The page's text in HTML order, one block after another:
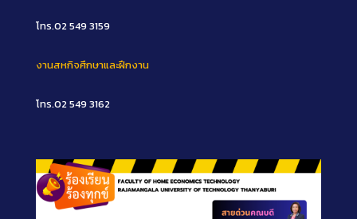
โทร.02 549 3159
งานสหกิจศึกษาและฝึกงาน
โทร.02 549 3162